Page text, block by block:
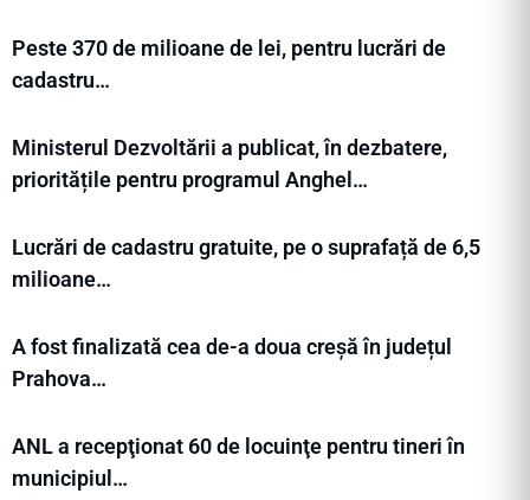
Peste 370 de milioane de lei, pentru lucrări de
cadastru…
Ministerul Dezvoltării a publicat, în dezbatere,
prioritățile pentru programul Anghel…
Lucrări de cadastru gratuite, pe o suprafață de 6,5
milioane…
A fost finalizată cea de-a doua creșă în județul
Prahova…
ANL a recepţionat 60 de locuinţe pentru tineri în
municipiul…